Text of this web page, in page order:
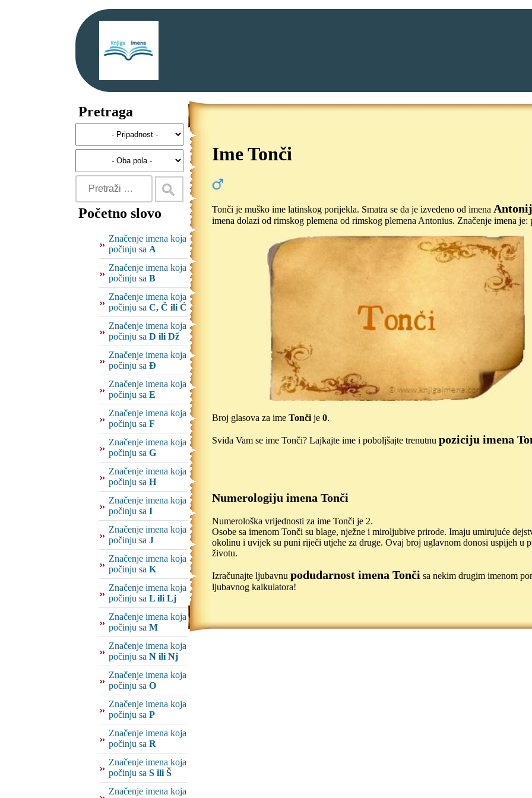
Pretraga
Početno slovo
Značenje imena koja
počinju sa A
Značenje imena koja
počinju sa B
Značenje imena koja
počinju sa C, Č ili Ć
Značenje imena koja
počinju sa D ili Dž
Značenje imena koja
počinju sa Đ
Značenje imena koja
počinju sa E
Značenje imena koja
počinju sa F
Značenje imena koja
počinju sa G
Značenje imena koja
počinju sa H
Značenje imena koja
počinju sa I
Značenje imena koja
počinju sa J
Značenje imena koja
počinju sa K
Značenje imena koja
počinju sa L ili Lj
Značenje imena koja
počinju sa M
Značenje imena koja
počinju sa N ili Nj
Značenje imena koja
počinju sa O
Značenje imena koja
počinju sa P
Značenje imena koja
počinju sa R
Značenje imena koja
počinju sa S ili Š
Značenje imena koja
Ime Tonči
Tonči je muško ime latinskog porijekla. Smatra se da je izvedeno od imena
imena dolazi od rimskog plemena od rimskog plemena Antonius. Značenje imena je:
Broj glasova za ime Tonči je 0.
Sviđa Vam se ime Tonči? Lajkajte ime i poboljšajte trenutnu poziciju imena
Numerologiju imena Tonči
Numerološka vrijednosti za ime Tonči je 2.
Osobe sa imenom Tonči su blage, nježne i miroljubive prirode. Imaju umirujuće
okolinu i uvijek su puni riječi utjehe za druge. Ovaj broj uglavnom donosi uspijeh u
životu.
Izračunajte ljubavnu podudarnost imena Tonči sa nekim drugim imenom
ljubavnog kalkulatora!